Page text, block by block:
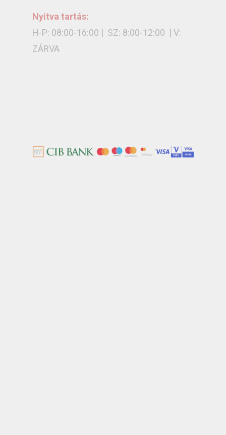
Nyitva tartás:
H-P: 08:00-16:00 | SZ: 8:00-12:00 | V:
ZÁRVA